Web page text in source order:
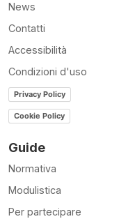
News
Contatti
Accessibilità
Condizioni d'uso
Privacy Policy
Cookie Policy
Guide
Normativa
Modulistica
Per partecipare